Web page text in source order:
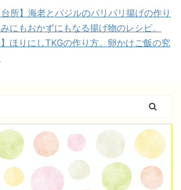
台所】海老とバジルのパリパリ揚げの作り
にもおかずにもなる揚げ物のレシピ。
】ほりにしTKGの作り方。卵かけご飯の究